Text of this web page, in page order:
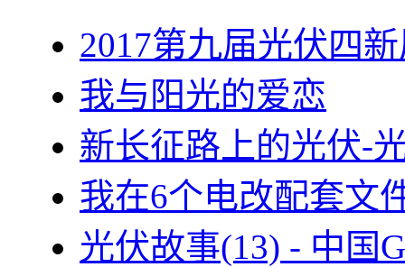
2017第九届光伏四
我与阳光的爱恋
新长征路上的光伏-
我在6个电改配套文
光伏故事(13) - 中国